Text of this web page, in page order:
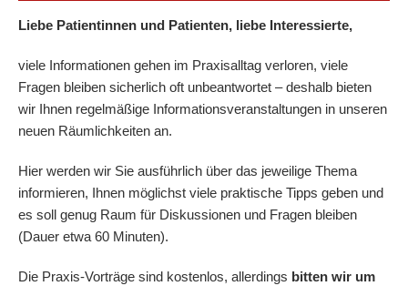
Liebe Patientinnen und Patienten, liebe Interessierte,
viele Informationen gehen im Praxisalltag verloren, viele
Fragen bleiben sicherlich oft unbeantwortet – deshalb bieten
wir Ihnen regelmäßige Informationsveranstaltungen in unseren
neuen Räumlichkeiten an.
Hier werden wir Sie ausführlich über das jeweilige Thema
informieren, Ihnen möglichst viele praktische Tipps geben und
es soll genug Raum für Diskussionen und Fragen bleiben
(Dauer etwa 60 Minuten).
Die Praxis-Vorträge sind kostenlos, allerdings bitten wir um